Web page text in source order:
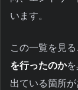
います。
この一覧を見る
を行ったのかを
出ている箇所